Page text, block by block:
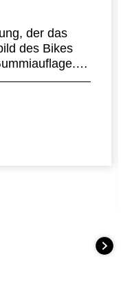
der das
des Bikes
den
Z400, Ninja